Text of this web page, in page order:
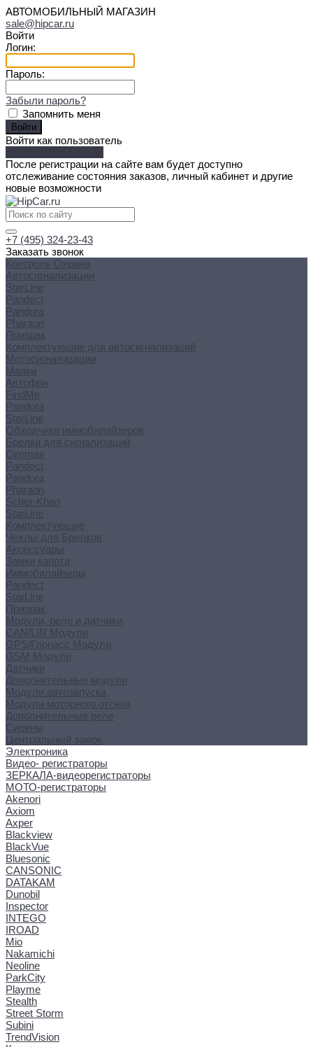
АВТОМОБИЛЬНЫЙ МАГАЗИН
sale@hipcar.ru
Войти
Логин:
Пароль:
Забыли пароль?
Запомнить меня
Войти как пользователь
После регистрации на сайте вам будет доступно
отслеживание состояния заказов, личный кабинет и другие
новые возможности
+7 (495) 324-23-43
Заказать звонок
Контроль Охрана
Автосигнализации
StarLine
Pandect
Pandora
Pharaon
Призрак
Комплектующие для автосигнализаций
Мотосигнализации
Маяки
Автофон
FindMe
Pandora
StarLine
Обходчики иммобилайзеров
Брелки для сигнализаций
Cenmax
Pandect
Pandora
Pharaon
Scher-Khan
StarLine
Комплектующие
Чехлы для Брелков
Аксессуары
Замки капота
Иммобилайзеры
Pandect
StarLine
Призрак
Модули, реле и датчики
CAN/LIN Модули
GPS/Глонасс Модули
GSM Модули
Датчики
Дополнительные модули
Модули автозапуска
Модули моторного отсека
Дополнительные реле
Сирены
Центральный замок
Электроника
Видео- регистраторы
ЗЕРКАЛА-видеорегистраторы
МОТО-регистраторы
Akenori
Axiom
Axper
Blackview
BlackVue
Bluesonic
CANSONIC
DATAKAM
Dunobil
Inspector
INTEGO
IROAD
Mio
Nakamichi
Neoline
ParkCity
Playme
Stealth
Street Storm
Subini
TrendVision